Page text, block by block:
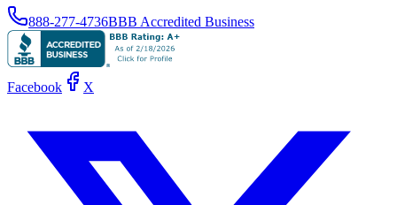
888-277-4736BBB Accredited Business
Facebook X